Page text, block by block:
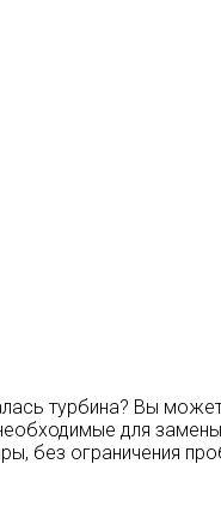
турбина? Вы
для
без ограничения